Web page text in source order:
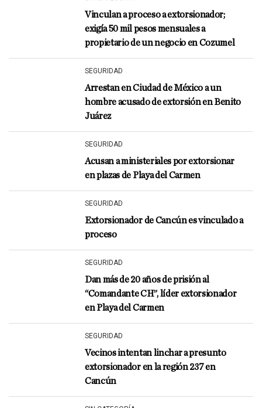
Vinculan a proceso a extorsionador;
exigía 50 mil pesos mensuales a
propietario de un negocio en Cozumel
SEGURIDAD
Arrestan en Ciudad de México a un
hombre acusado de extorsión en Benito
Juárez
SEGURIDAD
Acusan a ministeriales por extorsionar
en plazas de Playa del Carmen
SEGURIDAD
Extorsionador de Cancún es vinculado a
proceso
SEGURIDAD
Dan más de 20 años de prisión al
“Comandante CH”, líder extorsionador
en Playa del Carmen
SEGURIDAD
Vecinos intentan linchar a presunto
extorsionador en la región 237 en
Cancún